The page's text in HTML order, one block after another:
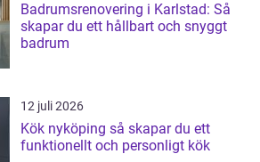
Badrumsrenovering i Karlstad: Så
skapar du ett hållbart och snyggt
badrum
12 juli 2026
Kök nyköping så skapar du ett
funktionellt och personligt kök